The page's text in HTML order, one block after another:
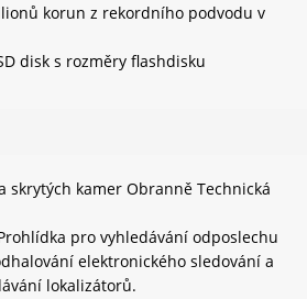
korun z rekordního podvodu v
disk s rozměry flashdisku
skrytých kamer Obranně Technická
pro vyhledávání odposlechu
elektronického sledování a
lokalizátorů.